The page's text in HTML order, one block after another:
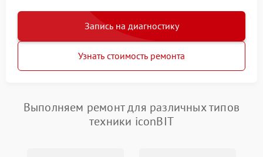
Запись на диагностику
Узнать стоимость ремонта
Выполняем ремонт для различных типов
техники iconBIT